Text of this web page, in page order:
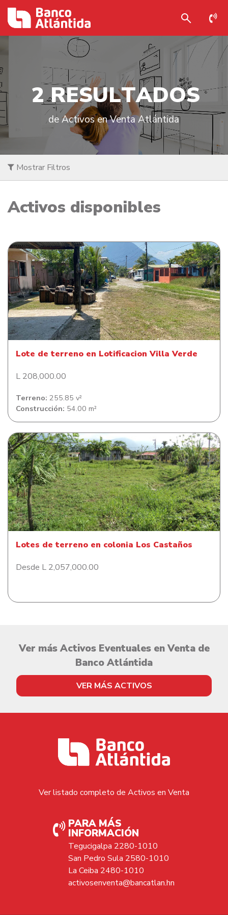
2 RESULTADOS
de Activos en Venta Atlántida
Mostrar Filtros
Activos disponibles
Lote de terreno en Lotificacion Villa Verde
Lote de terreno en Lotificacion Villa Verde
L 208,000.00
Terreno: 255.85 v²
Construcción: 54.00 m²
Lotes de terreno en colonia Los Castaños
Lotes de terreno en colonia Los Castaños
Desde L 2,057,000.00
Ver más Activos Eventuales en Venta de
Banco Atlántida
VER MÁS ACTIVOS
Ver listado completo de Activos en Venta
PARA MÁS
INFORMACIÓN
Tegucigalpa 2280-1010
San Pedro Sula 2580-1010
La Ceiba 2480-1010
activosenventa@bancatlan.hn